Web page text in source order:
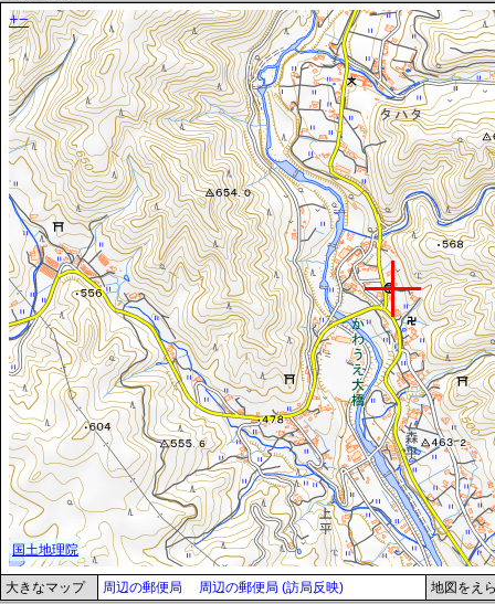
大きなマップ 周辺の郵便局 周辺の郵便局 (訪局反映) 地図をえ